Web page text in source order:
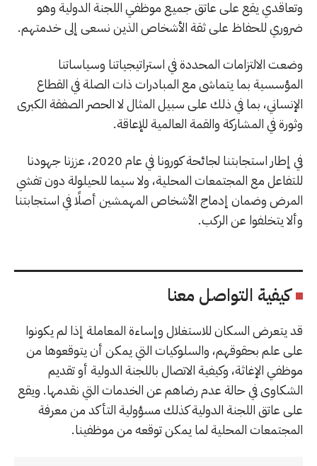
وتعاقدي يقع على عاتق جميع موظفي اللجنة الدولية وهو
ضروري للحفاظ على ثقة الأشخاص الذين نسعى إلى خدمتهم.
وضعت الالتزامات المحددة في استراتيجياتنا وسياساتنا
المؤسسية بما يتماشى مع المبادرات ذات الصلة في القطاع
الإنساني، بما في ذلك على سبيل المثال لا الحصر الصفقة الكبرى
وثورة في المشاركة والقمة العالمية للإعاقة.
في إطار استجابتنا لجائحة كورونا في عام 2020، عززنا جهودنا
للتفاعل مع المجتمعات المحلية، ولا سيما للحيلولة دون تفشي
المرض وضمان إدماج الأشخاص المهمشين أصلًا في استجابتنا
وألا يتخلفوا عن الركب.
كيفية التواصل معنا
قد يتعرض السكان للاستغلال وإساءة المعاملة إذا لم يكونوا
على علم بحقوقهم، والسلوكيات التي يمكن أن يتوقعوها من
موظفي الإغاثة، وكيفية الاتصال باللجنة الدولية أو تقديم
الشكاوى في حالة عدم رضاهم عن الخدمات التي نقدمها. ويقع
على عاتق اللجنة الدولية كذلك مسؤولية التأكد من معرفة
المجتمعات المحلية لما يمكن توقعه من موظفينا.